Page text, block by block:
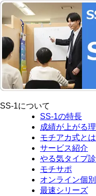
SS-1について
SS-1の特長
成績が上がる
モチアカ式とは
サービス紹介
やる気タイプ
モチサポ
オンライン個
最速シリーズ